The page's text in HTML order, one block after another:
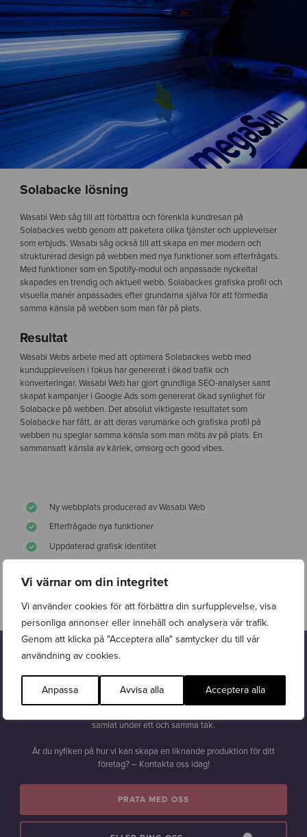
Vi värnar om din integritet
Vi använder cookies för att förbättra din surfupplevelse, visa
personliga annonser eller innehåll och analysera vår trafik.
Genom att klicka på "Acceptera alla" samtycker du till vår
användning av cookies.
Anpassa Avvisa alla Acceptera alla
Solabacke lösning
Wasabi Web såg till att förbättra och förenkla kundresan på
Solabackes webb genom att paketera olika tjänster och upplevelser
som erbjuds. Wasabi såg också till att skapa en mer modern och
strukturerad design på webben med nya funktioner som efterfrågats.
Med funktioner som en Spotify-modul och anpassade nyckeltal
skapades en trendig och aktuell webb. Solabackes grafiska profil och
visuella manér anpassades efter grundarna själva för att förmedla
samma känsla på webben som man får på plats.
Resultat
Wasabi Webs arbete med att optimera Solabackes webb med
kundupplevelsen i fokus har genererat i ökad trafik och
konverteringar. Wasabi Web har gjort grundliga SEO-analyser samt
skapat kampanjer i Google Ads som genererat ökad synlighet för
Solabacke på webben. Det absolut viktigaste resultatet som
Solabacke har fått, är att deras varumärke och grafiska profil på
webben nu speglar samma känsla som man möts av på plats. En
sammansatt känsla av kärlek, omsorg och good vibes.
Ny webbplats producerad av Wasabi Web
Efterfrågade nya funktioner
Uppdaterad grafisk identitet
Besök webbsidan
Lät detta intressant? Wasabi Web hjälper företag att växa digitalt.
samlat under ett och samma tak.
Är du nyfiken på hur vi kan skapa en liknande produktion för ditt
företag? – Kontakta oss idag!
PRATA MED OSS